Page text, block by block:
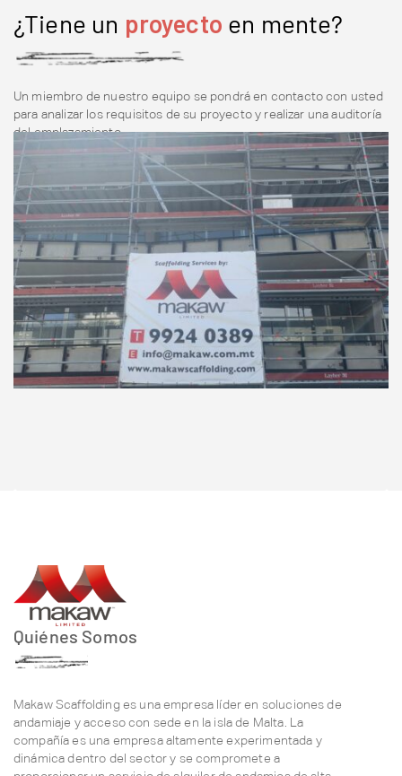
¿Tiene un proyecto en mente?
Un miembro de nuestro equipo se pondrá en contacto con usted
para analizar los requisitos de su proyecto y realizar una auditoría
del emplazamiento.
Contacte Con Nosotros
Quiénes Somos
Makaw Scaffolding es una empresa líder en soluciones de
andamiaje y acceso con sede en la isla de Malta. La
compañía es una empresa altamente experimentada y
dinámica dentro del sector y se compromete a